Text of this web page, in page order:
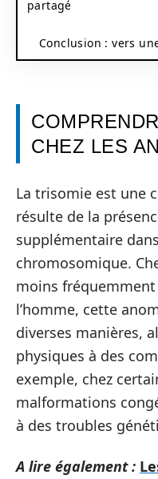
partagé
Conclusion : vers
CHEZ LES
La trisomie est une
résulte de la
supplémentaire
chromosomique.
moins
l’homme, cette
diverses manières,
physiques à des
exemple, chez
malformations
à des troubles
A lire également :